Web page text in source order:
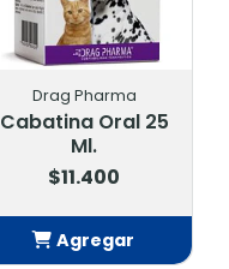
Drag Pharma
Cabatina Oral 25
Ml.
$11.400
Agregar